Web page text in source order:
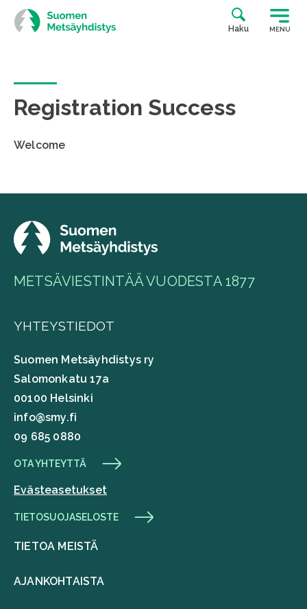
Siirry
suoraan
sisältöön
Haku MENU
Registration Success
Welcome
METSÄVIESTINTÄÄ VUODESTA 1877
YHTEYSTIEDOT
Suomen Metsäyhdistys ry
Salomonkatu 17a
00100 Helsinki
info@smy.fi
09 685 0880
OTA YHTEYTTÄ
Evästeasetukset
TIETOSUOJASELOSTE
TIETOA MEISTÄ
AJANKOHTAISTA